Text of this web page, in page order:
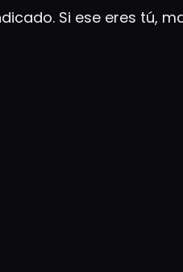
Si ese eres tú,